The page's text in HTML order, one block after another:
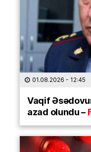
01.08.2026 - 12:45
Vaqif
azad olundu –